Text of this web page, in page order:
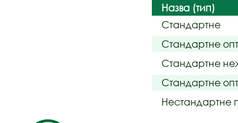
Назва (тип)
Стандартне
Стандартне
Стандартне
Стандартне
Нестандартне